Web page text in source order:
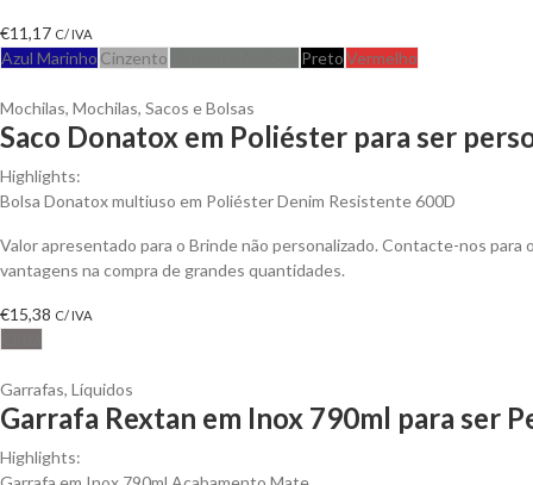
€11,17 C/ IVA
Azul Marinho Cinzento PretoVermelho
Mochilas, Mochilas, Sacos e Bolsas
Saco Donatox em Poliéster para ser
Highlights:
Bolsa Donatox multiuso em Poliéster Denim Resistente 600D
Valor apresentado para o Brinde não personalizado. Contacte-nos para
vantagens na compra de grandes quantidades.
€15,38 C/ IVA
Garrafas, Líquidos
Garrafa Rextan em Inox 790ml para ser
Highlights: